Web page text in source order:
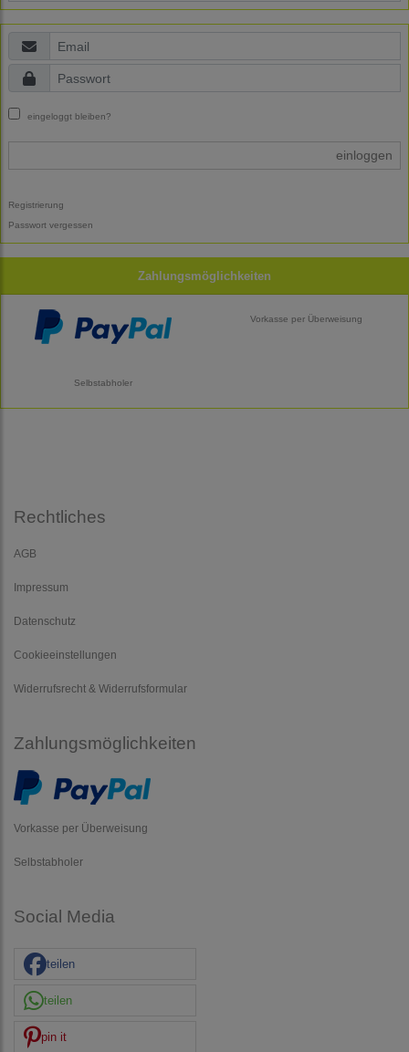
eingeloggt bleiben?
einloggen
Registrierung
Passwort vergessen
Zahlungsmöglichkeiten
Vorkasse per Überweisung
Selbstabholer
Rechtliches
AGB
Impressum
Datenschutz
Cookieeinstellungen
Widerrufsrecht & Widerrufsformular
Zahlungsmöglichkeiten
Vorkasse per Überweisung
Selbstabholer
Social Media
teilen
teilen
pin it